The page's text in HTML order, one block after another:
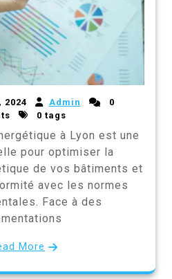
2024 Admin
0
0 tags
à Lyon est une
pour optimiser la
de vos bâtiments et
avec les normes
Face à des
More